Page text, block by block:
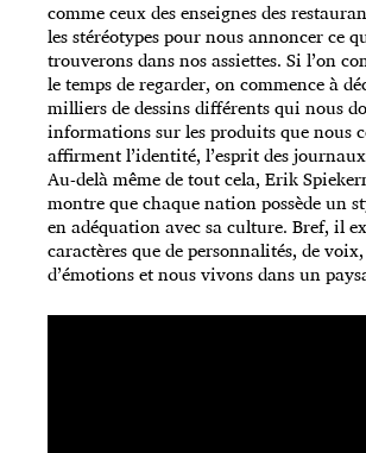
comme ceux des enseignes des
les stéréotypes pour nous annoncer ce
trouverons dans nos assiettes. Si l’on
le temps de regarder, on commence à
milliers de dessins différents qui nous
informations sur les produits que nous
affirment l’identité, l’esprit des
Au-delà même de tout cela, Erik
montre que chaque nation possède un
en adéquation avec sa culture. Bref, il
caractères que de personnalités, de
d’émotions et nous vivons dans un